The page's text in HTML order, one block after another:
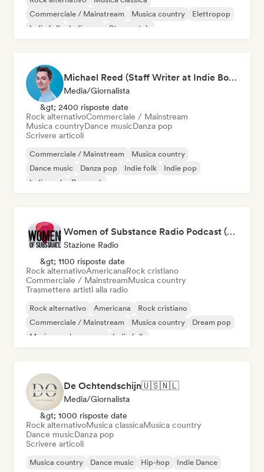
Commerciale / Mainstream
Musica country
Elettropop
Indie folk
Indie pop Strumentale
Michael Reed (Staff Writer at Indie Boulevard / Curator)
Media/Giornalista
&gt; 2400 risposte date
Rock alternativoCommerciale / Mainstream
Musica countryDance musicDanza pop
Scrivere articoli
Commerciale / Mainstream
Musica country
Dance music
Danza pop Indie folk
Indie pop
Indie rock
Pop rock
Women of Substance Radio Podcast (human Female recording or performing artists or female-fronted bands)
Stazione Radio
&gt; 1100 risposte date
Rock alternativoAmericanaRock cristiano
Commerciale / MainstreamMusica country
Trasmettere artisti alla radio
Rock alternativo Americana
Rock cristiano
Commerciale / Mainstream
Musica country
Dream pop
Musica per le vacanze
Indie folk
De Ochtendschijn🇺🇸🇳🇱
Media/Giornalista
&gt; 1000 risposte date
Rock alternativoMusica classicaMusica country
Dance musicDanza pop
Scrivere articoli
Musica country Dance music Hip-hop Indie Dance